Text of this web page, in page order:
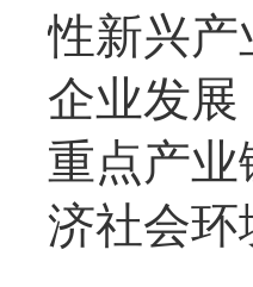
性新兴产
企业发
重点产
济社会环